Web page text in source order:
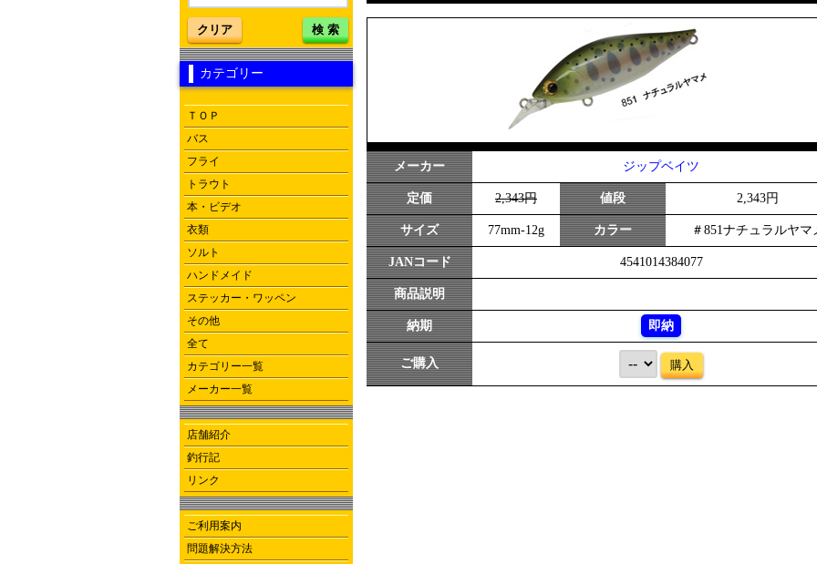
クリア 検 索
カテゴリー
ＴＯＰ
バス
フライ
トラウト
本・ビデオ
衣類
ソルト
ハンドメイド
ステッカー・ワッペン
その他
全て
カテゴリー一覧
メーカー一覧
店舗紹介
釣行記
リンク
ご利用案内
問題解決方法
メーカー ジップベイツ
定価 2,343円 値段 2,343円
サイズ 77mm-12g カラー ＃851ナチュラルヤマ
JANコード 4541014384077
商品説明
納期 即納
ご購入 購入